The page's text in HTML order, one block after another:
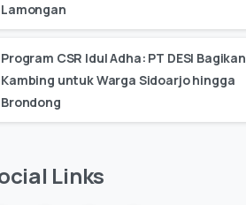
Lamongan
Program CSR Idul Adha: PT DESI Bagikan
Kambing untuk Warga Sidoarjo hingga
Brondong
Links